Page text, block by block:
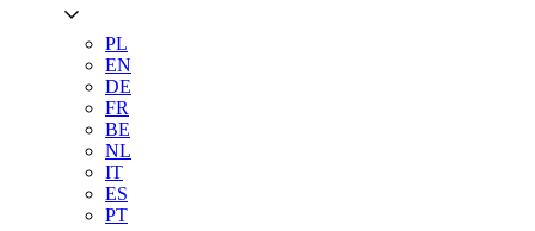
PL
EN
DE
FR
BE
NL
IT
ES
PT